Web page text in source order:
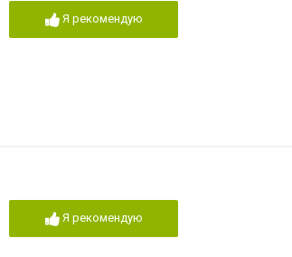
Я рекомендую
Я рекомендую